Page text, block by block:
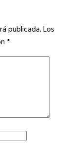
publicada.Los
*